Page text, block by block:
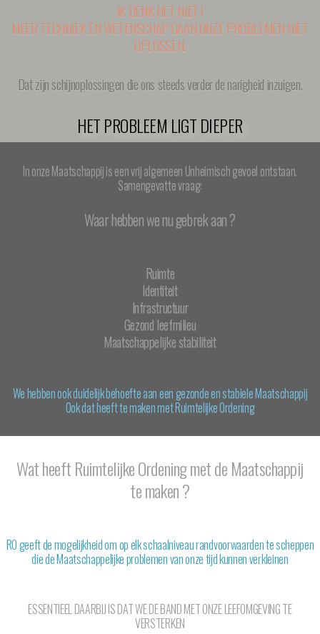
IK DENK HET NIET !
MEER TECHNIEK EN WETENSCHAP GAAN ONZE PROBLEMEN NIET
OPLOSSEN.
Dat zijn schijnoplossingen die ons steeds verder de narigheid inzuigen.
HET PROBLEEM LIGT DIEPER
In onze Maatschappij is een vrij algemeen Unheimisch gevoel ontstaan.
Samengevatte vraag:
Waar hebben we nu gebrek aan ?
Ruimte
Identiteit
Infrastructuur
Gezond leefmilieu
Maatschappelijke stabiliteit
We hebben ook duidelijk behoefte aan een gezonde en stabiele Maatschappij
Ook dat heeft te maken met Ruimtelijke Ordening
Wat heeft Ruimtelijke Ordening met de Maatschappij
te maken ?
RO geeft de mogelijkheid om op elk schaalniveau randvoorwaarden te scheppen
die de Maatschappelijke problemen van onze tijd kunnen verkleinen
ESSENTIEEL DAARBIJ IS DAT WE DE BAND MET ONZE LEEFOMGEVING TE
VERSTERKEN